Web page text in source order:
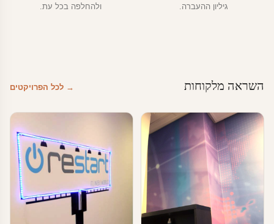
גיליון ההעברה.
ולהחלפה בכל עת.
השראה מלקוחות → לכל הפרויקטים